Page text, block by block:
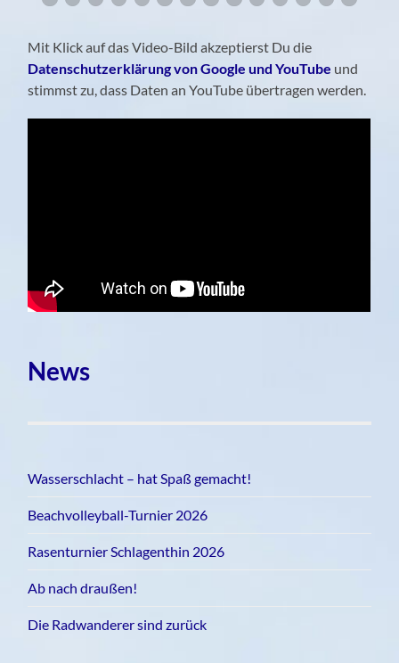
Mit Klick auf das Video-Bild akzeptierst Du die
Datenschutzerklärung von Google und YouTube und
stimmst zu, dass Daten an YouTube übertragen werden.
News
Wasserschlacht – hat Spaß gemacht!
Beachvolleyball-Turnier 2026
Rasenturnier Schlagenthin 2026
Ab nach draußen!
Die Radwanderer sind zurück